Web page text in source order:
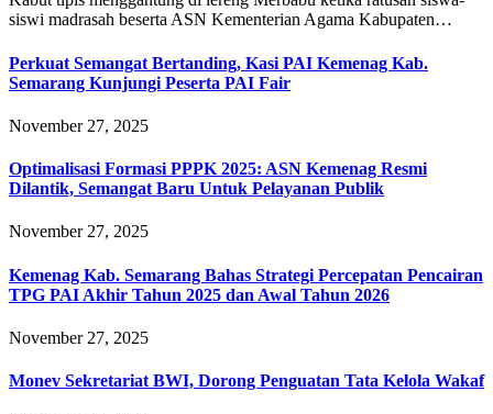
siswi madrasah beserta ASN Kementerian Agama Kabupaten…
Perkuat Semangat Bertanding, Kasi PAI Kemenag Kab.
Semarang Kunjungi Peserta PAI Fair
November 27, 2025
Optimalisasi Formasi PPPK 2025: ASN Kemenag Resmi
Dilantik, Semangat Baru Untuk Pelayanan Publik
November 27, 2025
Kemenag Kab. Semarang Bahas Strategi Percepatan Pencairan
TPG PAI Akhir Tahun 2025 dan Awal Tahun 2026
November 27, 2025
Monev Sekretariat BWI, Dorong Penguatan Tata Kelola Wakaf